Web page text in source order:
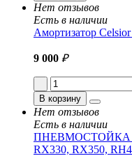
Нет отзывов
Есть в наличии
Амортизатор
9 000 ₽
В корзину
Нет отзывов
Есть в наличии
ПНЕВМОСТОЙКА
RX330, RX350,